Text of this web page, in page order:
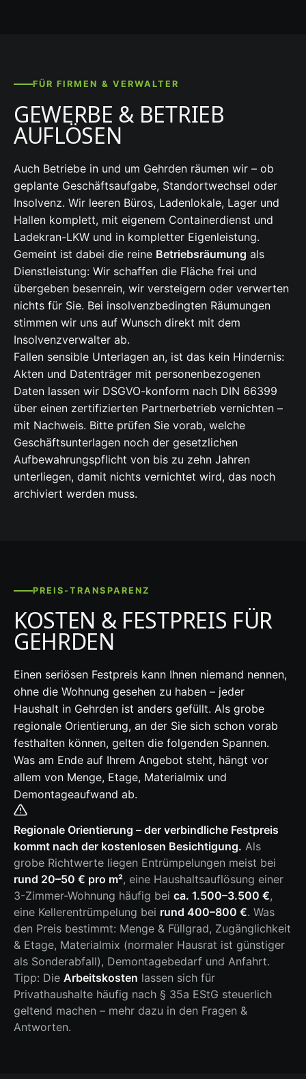
FÜR FIRMEN & VERWALTER
GEWERBE & BETRIEB
AUFLÖSEN
Auch Betriebe in und um Gehrden räumen wir – ob
geplante Geschäftsaufgabe, Standortwechsel oder
Insolvenz. Wir leeren Büros, Ladenlokale, Lager und
Hallen komplett, mit eigenem Containerdienst und
Ladekran-LKW und in kompletter Eigenleistung.
Gemeint ist dabei die reine Betriebsräumung als
Dienstleistung: Wir schaffen die Fläche frei und
übergeben besenrein, wir versteigern oder verwerten
nichts für Sie. Bei insolvenzbedingten Räumungen
stimmen wir uns auf Wunsch direkt mit dem
Insolvenzverwalter ab.
Fallen sensible Unterlagen an, ist das kein Hindernis:
Akten und Datenträger mit personenbezogenen
Daten lassen wir DSGVO-konform nach DIN 66399
über einen zertifizierten Partnerbetrieb vernichten –
mit Nachweis. Bitte prüfen Sie vorab, welche
Geschäftsunterlagen noch der gesetzlichen
Aufbewahrungspflicht von bis zu zehn Jahren
unterliegen, damit nichts vernichtet wird, das noch
archiviert werden muss.
PREIS-TRANSPARENZ
KOSTEN & FESTPREIS FÜR
GEHRDEN
Einen seriösen Festpreis kann Ihnen niemand nennen,
ohne die Wohnung gesehen zu haben – jeder
Haushalt in Gehrden ist anders gefüllt. Als grobe
regionale Orientierung, an der Sie sich schon vorab
festhalten können, gelten die folgenden Spannen.
Was am Ende auf Ihrem Angebot steht, hängt vor
allem von Menge, Etage, Materialmix und
Demontageaufwand ab.
Regionale Orientierung – der verbindliche Festpreis
kommt nach der kostenlosen Besichtigung. Als
grobe Richtwerte liegen Entrümpelungen meist bei
rund 20–50 € pro m², eine Haushaltsauflösung einer
3-Zimmer-Wohnung häufig bei ca. 1.500–3.500 €,
eine Kellerentrümpelung bei rund 400–800 €. Was
den Preis bestimmt: Menge & Füllgrad, Zugänglichkeit
& Etage, Materialmix (normaler Hausrat ist günstiger
als Sonderabfall), Demontagebedarf und Anfahrt.
Tipp: Die Arbeitskosten lassen sich für
Privathaushalte häufig nach § 35a EStG steuerlich
geltend machen – mehr dazu in den Fragen &
Antworten.